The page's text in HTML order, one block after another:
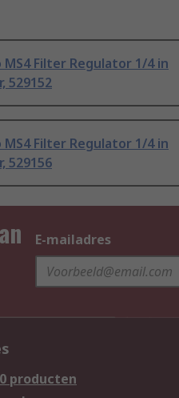
MS4 Filter Regulator 1/4 in
529152
MS4 Filter Regulator 1/4 in
529156
E-mailadres
producten